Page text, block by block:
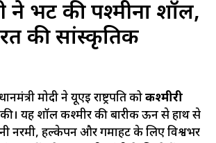
ने भेंट की पश्मीना शॉल,
की सांस्कृतिक
मोदी ने यूएई राष्ट्रपति कोकश्मीरी
यह शॉल कश्मीर की बारीक ऊन से हाथ से
नरमी, हल्केपन और गर्माहट के लिए विश्वभर